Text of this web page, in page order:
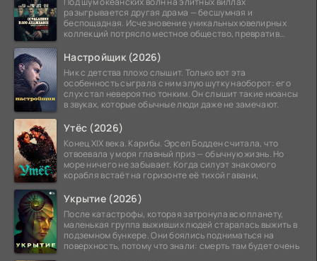
разыгрывается другая драма — бесшумная и
беспощадная. Исчезновение уникальных ювелирных
коллекций потрясло местное общество, превратив
Настройщик (2026)
Ник с детства плохо слышит. Только вот эта
особенность сыграла с ним злую шутку наоборот: его
слух стал невероятно тонким. Он слышит такие нюансы
в звуках, которые обычные люди даже не замечают.
Утёс (2026)
Конец XIX века. Карибы. Эрсел Бодден считала, что
отвоевала у моря главный приз — обычную жизнь. Но
море ничего не забывает. Когда силуэт знакомого
корабля встаёт на горизонте её тихой гавани,
Укрытие (2026)
После катастрофы, которая затронула всю планету,
маленькая группа выживших людей старалась выжить в
подземном бункере. Они боялись подниматься на
поверхность, потому что знали: смерть там будет очень